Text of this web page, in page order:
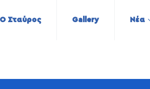
Ο Σταύρος Gallery Νέα